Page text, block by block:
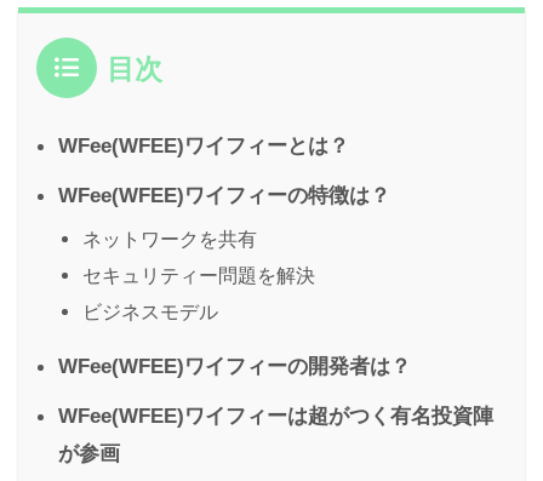
目次
WFee(WFEE)ワイフィーとは？
WFee(WFEE)ワイフィーの特徴は？
ネットワークを共有
セキュリティー問題を解決
ビジネスモデル
WFee(WFEE)ワイフィーの開発者は？
WFee(WFEE)ワイフィーは超がつく有名投資陣
が参画